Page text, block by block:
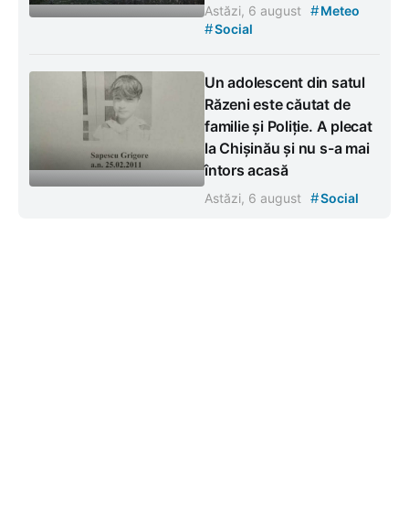
Astăzi, 6 august #Meteo
#Social
Un adolescent din satul
Răzeni este căutat de
familie și Poliție. A plecat
la Chișinău și nu s-a mai
întors acasă
Astăzi, 6 august #Social